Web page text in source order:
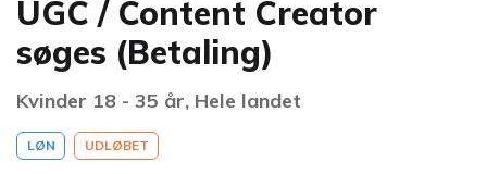
UGC / Content Creator
søges (Betaling)
Kvinder 18 - 35 år, Hele landet
LØN UDLØBET